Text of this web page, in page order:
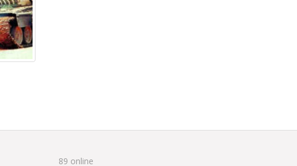
89 online